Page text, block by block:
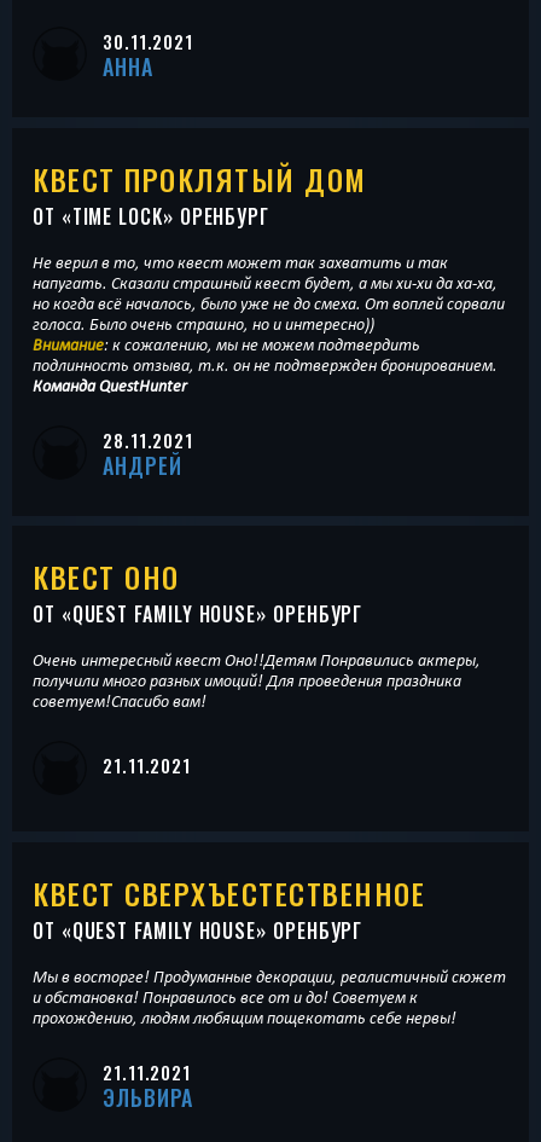
30.11.2021
АННА
КВЕСТ ПРОКЛЯТЫЙ ДОМ
ОТ «TIME LOCK» ОРЕНБУРГ
Не верил в то, что квест может так захватить и так
напугать. Сказали страшный квест будет, а мы хи-хи да ха-ха,
но когда всё началось, было уже не до смеха. От воплей сорвали
голоса. Было очень страшно, но и интересно))
Внимание: к сожалению, мы не можем подтвердить
подлинность отзыва, т.к. он не подтвержден бронированием.
Команда QuestHunter
28.11.2021
АНДРЕЙ
КВЕСТ ОНО
ОТ «QUEST FAMILY HOUSE» ОРЕНБУРГ
Очень интересный квест Оно!!Детям Понравились актеры,
получили много разных имоций! Для проведения праздника
советуем!Спасибо вам!
21.11.2021
КВЕСТ СВЕРХЪЕСТЕСТВЕННОЕ
ОТ «QUEST FAMILY HOUSE» ОРЕНБУРГ
Мы в восторге! Продуманные декорации, реалистичный сюжет
и обстановка! Понравилось все от и до! Советуем к
прохождению, людям любящим пощекотать себе нервы!
21.11.2021
ЭЛЬВИРА